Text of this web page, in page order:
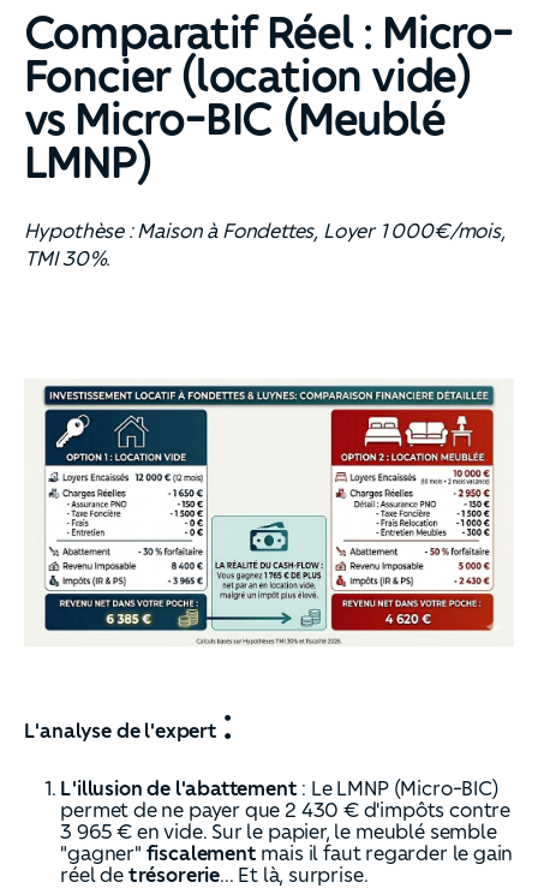
Comparatif Réel : Micro-
Foncier (location vide)
vs Micro-BIC (Meublé
LMNP)
Hypothèse : Maison à Fondettes, Loyer 1 000€/mois,
TMI 30%.
L'analyse de l'expert :
L'illusion de l'abattement : Le LMNP (Micro-BIC)
permet de ne payer que 2 430 € d'impôts contre
3 965 € en vide. Sur le papier, le meublé semble
"gagner" fiscalement mais il faut regarder le gain
réel detrésorerie... Et là, surprise.